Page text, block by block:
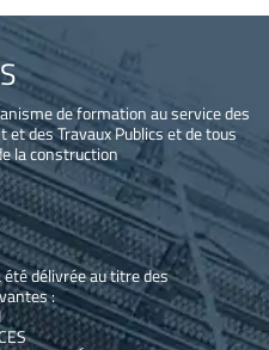
de formation au service des
des Travaux Publics et de tous
la construction
délivrée au titre des
: